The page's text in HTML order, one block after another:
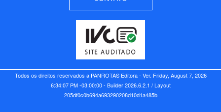
Todos os direitos reservados a PANROTAS Editora - Ver. Friday, August 7, 2026
6:34:07 PM -03:00:00 - Builder 2026.6.2.1 / Layout
205df0c0b694a693290208d10d1a485b